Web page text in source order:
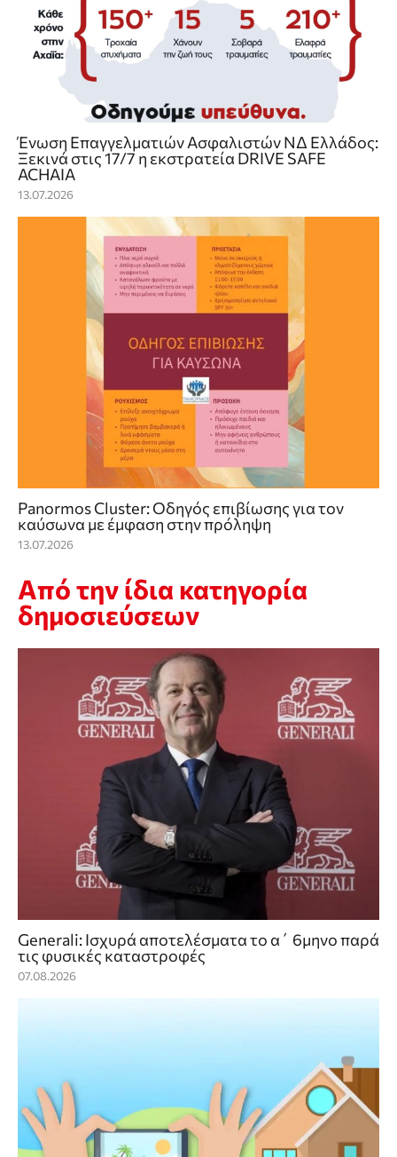
Ένωση Επαγγελματιών Ασφαλιστών ΝΔ Ελλάδος:
Ξεκινά στις 17/7 η εκστρατεία DRIVE SAFE
ACHAIA
13.07.2026
Panormos Cluster: Οδηγός επιβίωσης για τον
καύσωνα με έμφαση στην πρόληψη
13.07.2026
Από την ίδια κατηγορία
δημοσιεύσεων
Generali: Ισχυρά αποτελέσματα το α΄ 6μηνο παρά
τις φυσικές καταστροφές
07.08.2026